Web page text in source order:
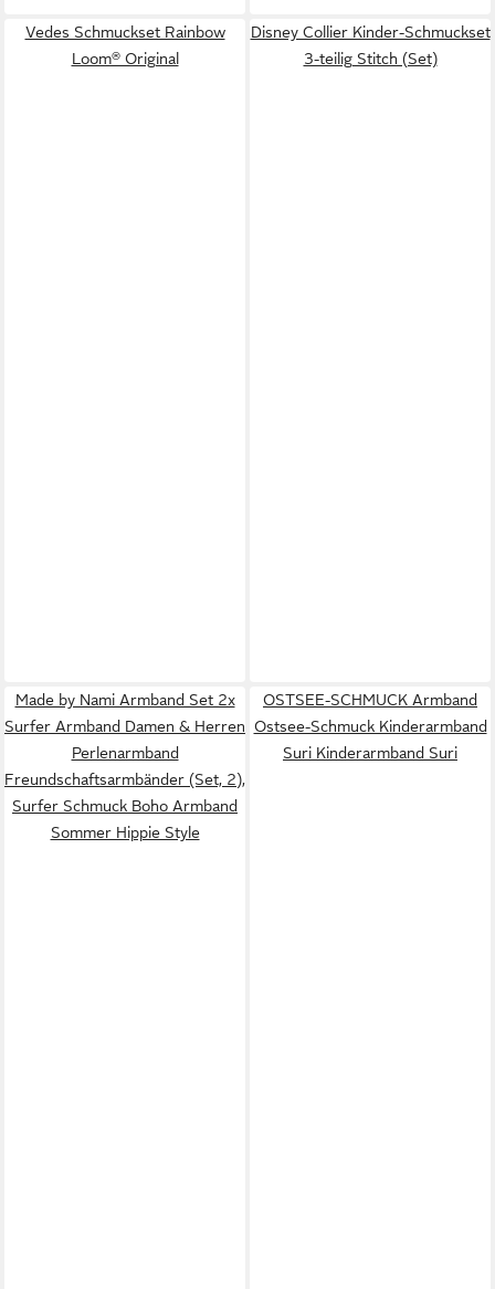
Vedes Schmuckset Rainbow
Loom® Original
Disney Collier Kinder-Schmuckset
3-teilig Stitch (Set)
Made by Nami Armband Set 2x
Surfer Armband Damen & Herren
Perlenarmband
Freundschaftsarmbänder (Set, 2),
Surfer Schmuck Boho Armband
Sommer Hippie Style
OSTSEE-SCHMUCK Armband
Ostsee-Schmuck Kinderarmband
Suri Kinderarmband Suri